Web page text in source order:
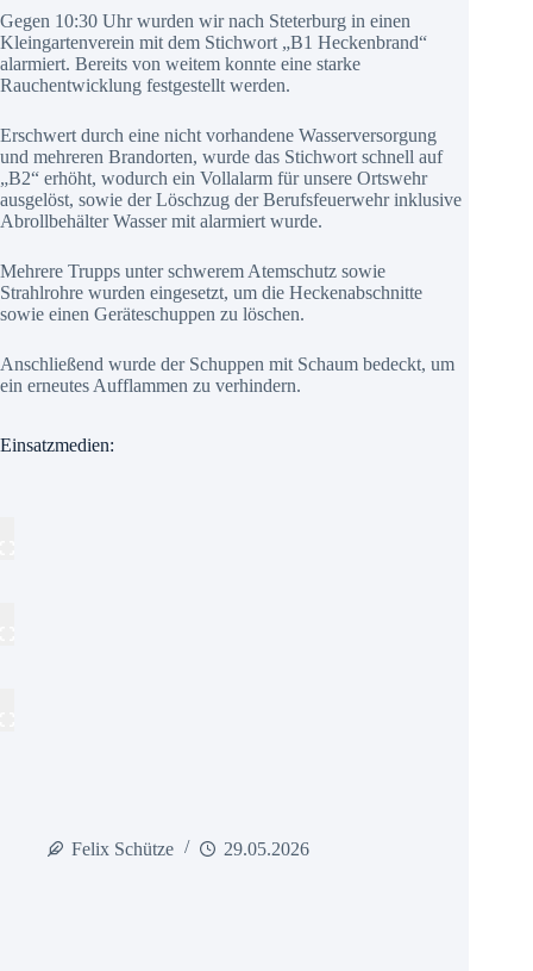
Gegen 10:30 Uhr wurden wir nach Steterburg in einen
Kleingartenverein mit dem Stichwort „B1 Heckenbrand“
alarmiert. Bereits von weitem konnte eine starke
Rauchentwicklung festgestellt werden.
Erschwert durch eine nicht vorhandene Wasserversorgung
und mehreren Brandorten, wurde das Stichwort schnell auf
„B2“ erhöht, wodurch ein Vollalarm für unsere Ortswehr
ausgelöst, sowie der Löschzug der Berufsfeuerwehr inklusive
Abrollbehälter Wasser mit alarmiert wurde.
Mehrere Trupps unter schwerem Atemschutz sowie
Strahlrohre wurden eingesetzt, um die Heckenabschnitte
sowie einen Geräteschuppen zu löschen.
Anschließend wurde der Schuppen mit Schaum bedeckt, um
ein erneutes Aufflammen zu verhindern.
Einsatzmedien:
Felix Schütze 29.05.2026